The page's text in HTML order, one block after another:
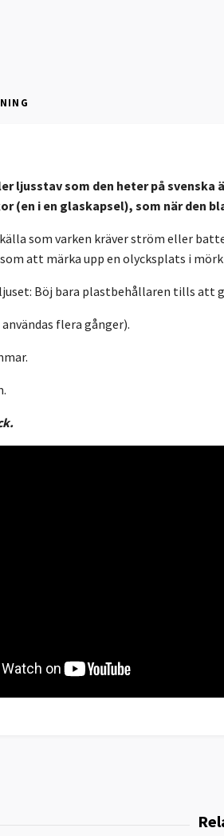
ljusstav som den heter på
(en i en glaskapsel), som när den
som varken kräver ström eller
att märka upp en olycksplats i
Böj bara plastbehållaren tills att
flera gånger).